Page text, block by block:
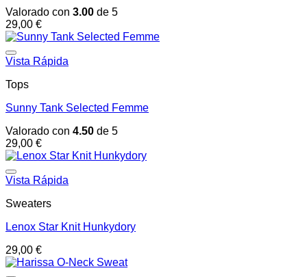
Valorado con 3.00 de 5
29,00 €
Vista Rápida
Tops
Sunny Tank Selected Femme
Valorado con 4.50 de 5
29,00 €
Vista Rápida
Sweaters
Lenox Star Knit Hunkydory
29,00 €